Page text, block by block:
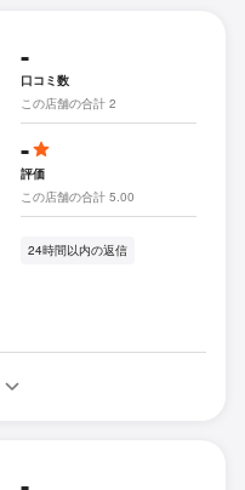
-
口コミ数
この店舗の合計 2
-
評価
この店舗の合計 5.00
24時間以内の返信